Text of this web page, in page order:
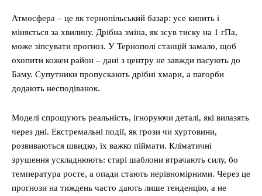
Атмосфера – це як тернопільський базар: усе кипить і
міняється за хвилину. Дрібна зміна, як зсув тиску на 1 гПа,
може зіпсувати прогноз. У Тернополі станцій замало, щоб
охопити кожен район – дані з центру не завжди пасують до
Баму. Супутники пропускають дрібні хмари, а пагорби
додають несподіванок.
Моделі спрощують реальність, ігноруючи деталі, які вилазять
через дні. Екстремальні події, як грози чи хуртовини,
розвиваються швидко, їх важко піймати. Кліматичні
зрушення ускладнюють: старі шаблони втрачають силу, бо
температура росте, а опади стають нерівномірними. Через це
прогнози на тиждень часто дають лише тенденцію, а не